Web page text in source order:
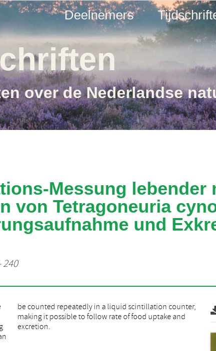
Deelnemers
over de Nederlandse
Messung lebender
von Tetragoneuria
und
240
excretion.